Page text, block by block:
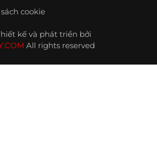
cookie
kế và phát triển bởi
All rights reserved